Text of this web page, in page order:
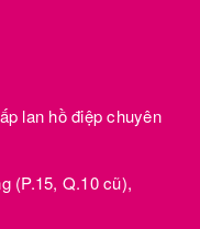
lan hồ điệp chuyên
(P.15, Q.10 cũ),